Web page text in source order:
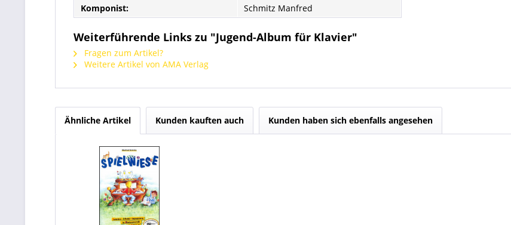
Komponist:
Schmitz Manfred
Weiterführende Links zu "Jugend-Album für Klavier"
Fragen zum Artikel?
Weitere Artikel von AMA Verlag
Ähnliche Artikel Kunden kauften auch Kunden haben sich ebenfalls angesehen